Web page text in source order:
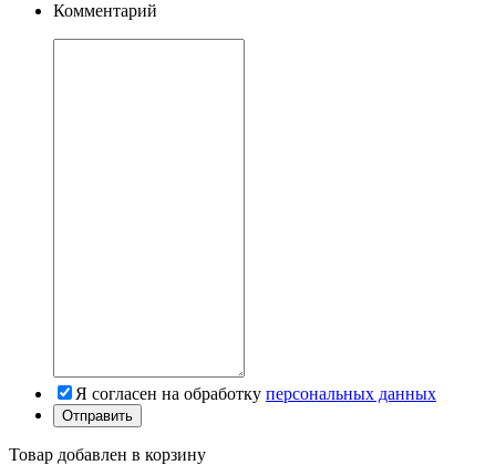
Комментарий
Я согласен на обработку персональных данных
Товар добавлен в корзину